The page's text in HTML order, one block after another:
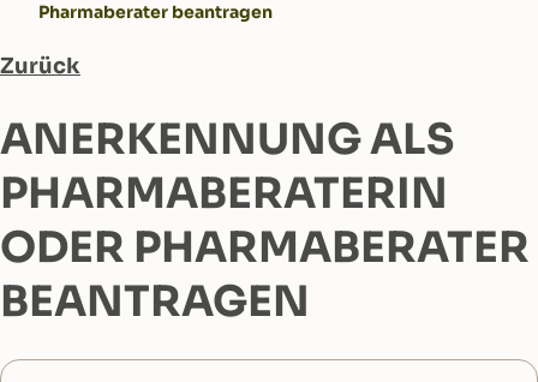
Pharmaberater beantragen
Zurück
ANERKENNUNG ALS
PHARMABERATERIN
ODER PHARMABERATER
BEANTRAGEN